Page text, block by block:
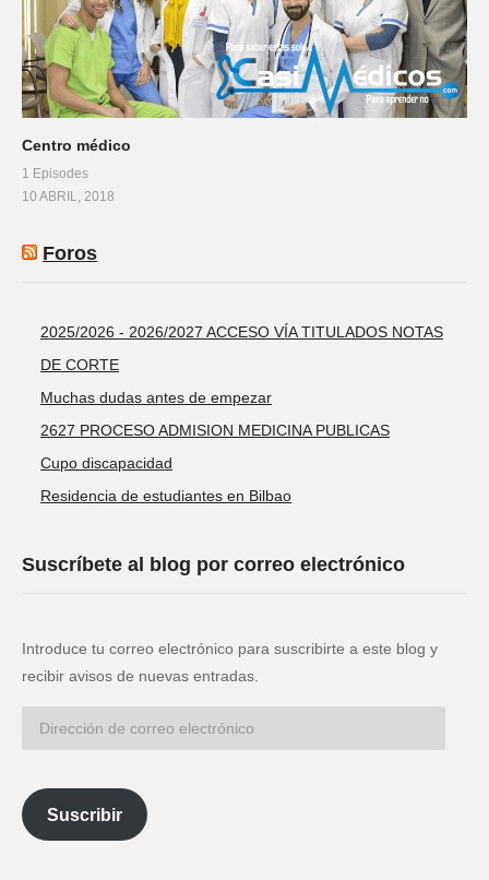
Centro médico
1 Episodes
10 ABRIL, 2018
Foros
2025/2026 - 2026/2027 ACCESO VÍA TITULADOS NOTAS
DE CORTE
Muchas dudas antes de empezar
2627 PROCESO ADMISION MEDICINA PUBLICAS
Cupo discapacidad
Residencia de estudiantes en Bilbao
Suscríbete al blog por correo electrónico
Introduce tu correo electrónico para suscribirte a este blog y
recibir avisos de nuevas entradas.
Dirección
de
electrónico
Suscribir